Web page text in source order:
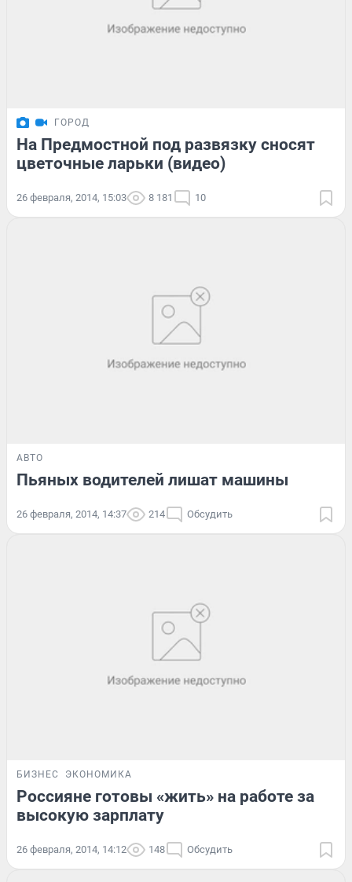
ГОРОД
На Предмостной под развязку сносят
цветочные ларьки (видео)
26 февраля, 2014, 15:03 8 181 10
АВТО
Пьяных водителей лишат машины
26 февраля, 2014, 14:37 214 Обсудить
БИЗНЕС ЭКОНОМИКА
Россияне готовы «жить» на работе за
высокую зарплату
26 февраля, 2014, 14:12 148 Обсудить